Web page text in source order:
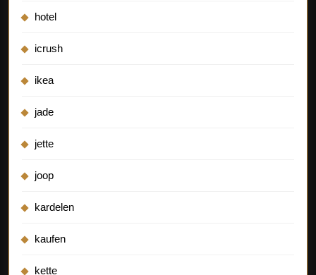
hotel
icrush
ikea
jade
jette
joop
kardelen
kaufen
kette